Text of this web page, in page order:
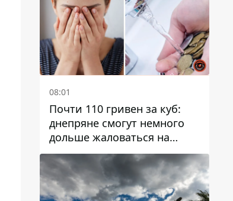
08:01
Почти 110 гривен за куб:
днепряне смогут немного
дольше жаловаться на
запланированные тарифы
на воду на 2027 год